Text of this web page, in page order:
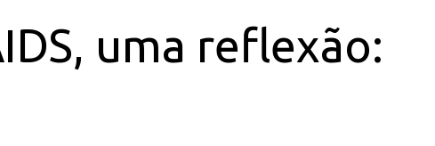
uma reflexão: